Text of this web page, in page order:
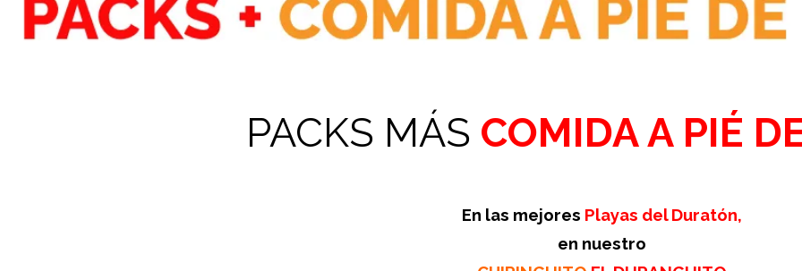
PACKS MÁS COMIDA A PIÉ
En las mejores Playas del Duratón,
en nuestro